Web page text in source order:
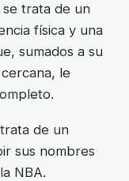
trata de un
física y una
sumados a su
le
de un
sus nombres
NBA.